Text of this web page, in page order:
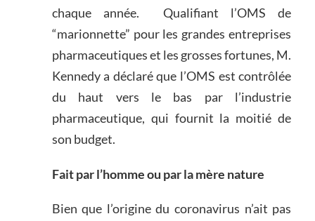
chaque année. Qualifiant l’OMS de
“marionnette” pour les grandes entreprises
pharmaceutiques et les grosses fortunes, M.
Kennedy a déclaré que l’OMS est contrôlée
du haut vers le bas par l’industrie
pharmaceutique, qui fournit la moitié de
son budget.
Fait par l’homme ou par la mère nature
Bien que l’origine du coronavirus n’ait pas